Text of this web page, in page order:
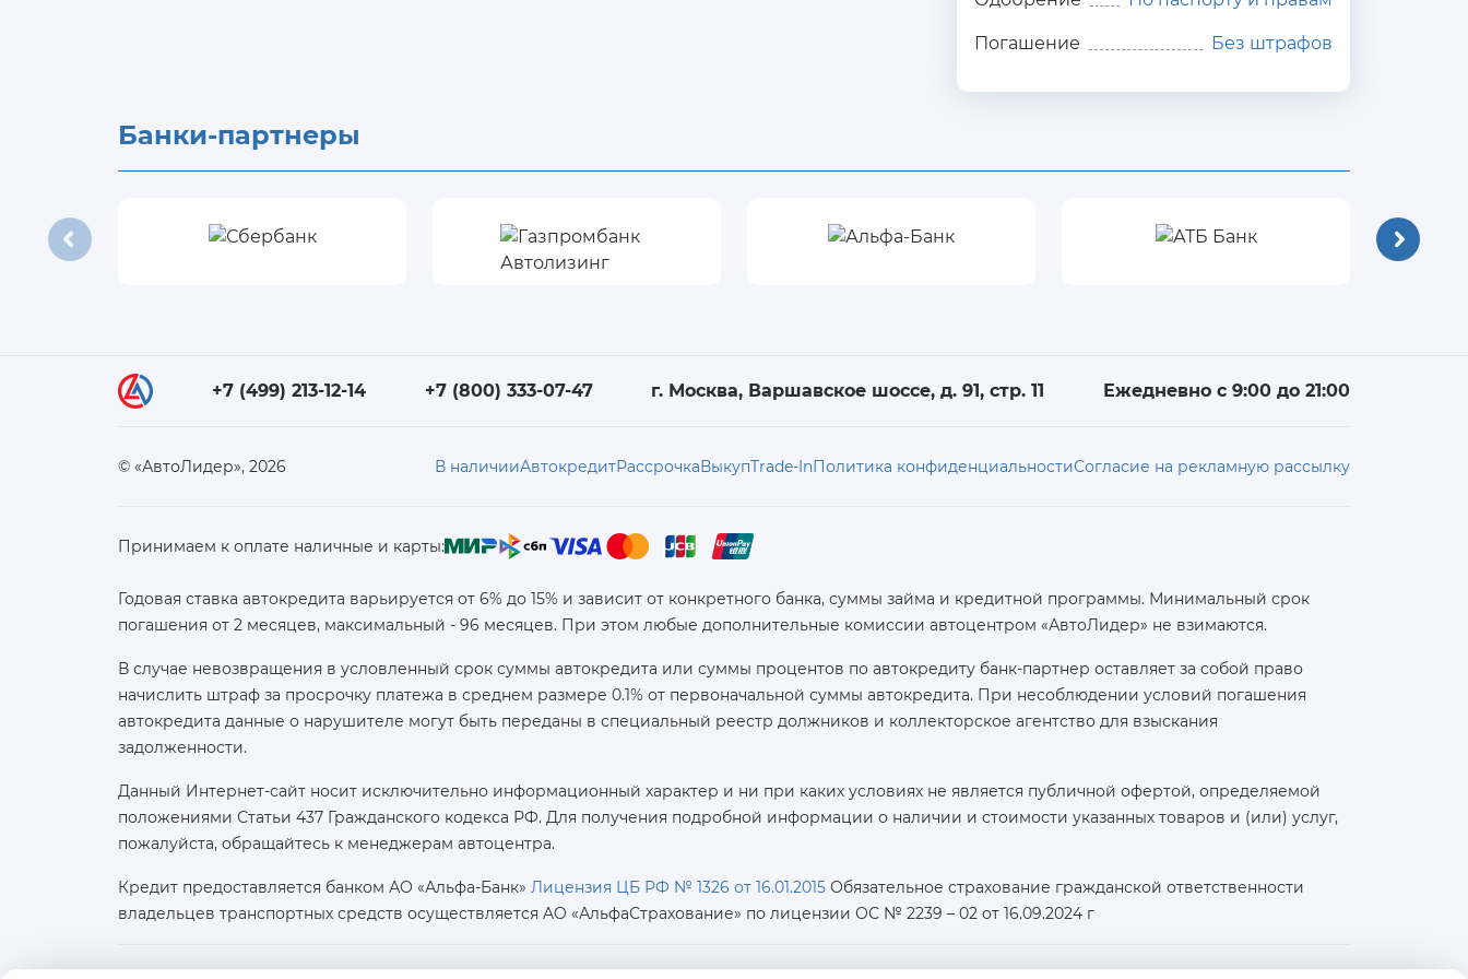
Погашение Без штрафов
Банки-партнеры
+7 (499) 213-12-14 +7 (800) 333-07-47 г. Москва, Варшавское шоссе, д. 91, стр. 11 Ежедневно с 9:00 до 21:00
© «АвтоЛидер», 2026 В наличииАвтокредитРассрочкаВыкупTrade-InПолитика конфиденциальностиСогласие на рекламную рассылку
Принимаем к оплате наличные и карты:
Годовая ставка автокредита варьируется от 6% до 15% и зависит от конкретного банка, суммы займа и кредитной программы. Минимальный срок
погашения от 2 месяцев, максимальный - 96 месяцев. При этом любые дополнительные комиссии автоцентром «АвтоЛидер» не взимаются.
В случае невозвращения в условленный срок суммы автокредита или суммы процентов по автокредиту банк-партнер оставляет за собой право
начислить штраф за просрочку платежа в среднем размере 0.1% от первоначальной суммы автокредита. При несоблюдении условий погашения
автокредита данные о нарушителе могут быть переданы в специальный реестр должников и коллекторское агентство для взыскания
задолженности.
Данный Интернет-сайт носит исключительно информационный характер и ни при каких условиях не является публичной офертой, определяемой
положениями Статьи 437 Гражданского кодекса РФ. Для получения подробной информации о наличии и стоимости указанных товаров и (или) услуг,
пожалуйста, обращайтесь к менеджерам автоцентра.
Кредит предоставляется банком АО «Альфа-Банк» Лицензия ЦБ РФ № 1326 от 16.01.2015 Обязательное страхование гражданской ответственности
владельцев транспортных средств осуществляется AO «АльфаСтрахование» по лицензии ОС № 2239 – 02 от 16.09.2024 г